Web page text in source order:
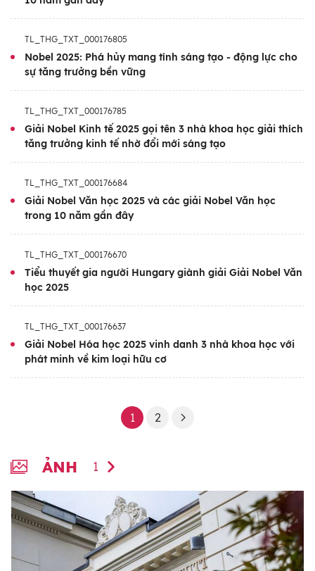
cử, bao gồm 244 cá nhân và 94 tổ chức. Sau
khi công bố chủ nhân giải Nobel Y sinh chiều
6/10 theo giờ Việt Nam, Tuần lễ Nobel 2025
sẽ tiếp tục với các giải Vật lý (chiều 7/10),
Hóa học (chiều 8/10), Văn học (chiều 9/10),
Hòa bình (chiều 10/10) và Kinh tế (chiều
chương Vàng, bằng chứng nhận và 11 triệu
kronor Thụy Điển (tương đương 1,2 triệu
TL_THG_TXT_000176805
Nobel 2025: Phá hủy mang tính sáng tạo - động lực cho
sự tăng trưởng bền vững
TL_THG_TXT_000176785
Giải Nobel Kinh tế 2025 gọi tên 3 nhà khoa học giải thích
tăng trưởng kinh tế nhờ đổi mới sáng tạo
TL_THG_TXT_000176684
Giải Nobel Văn học 2025 và các giải Nobel Văn học
trong 10 năm gần đây
TL_THG_TXT_000176670
Tiểu thuyết gia người Hungary giành giải Giải Nobel Văn
học 2025
TL_THG_TXT_000176637
Giải Nobel Hóa học 2025 vinh danh 3 nhà khoa học với
phát minh về kim loại hữu cơ
1 2
ẢNH 1